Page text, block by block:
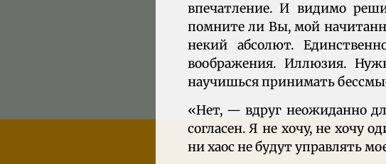
впечатление. И видимо
помните ли Вы, мой
некий абсолют.
воображения. Иллюзия.
научишься принимать
«Нет, — вдруг неожиданно
согласен. Я не хочу, не хочу
ни хаос не будут управлять